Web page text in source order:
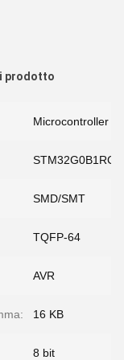
prodotto
Microcontroller
SMD/SMT
TQFP-64
AVR
16 KB
8 bit